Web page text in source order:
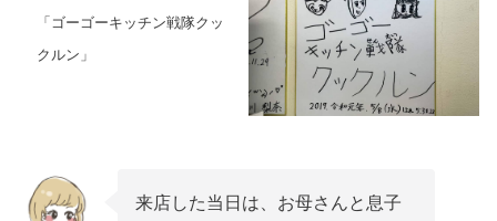
「ゴーゴーキッチン戦隊クッ
クルン」
来店した当日は、お母さんと息子